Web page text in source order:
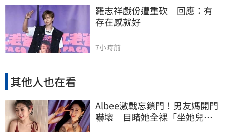
羅志祥戲份遭重砍　回應：有
存在感就好
7小時前
其他人也在看
Albee激戰忘鎖門！男友媽開門
嚇壞 目睹她全裸「坐她兒子